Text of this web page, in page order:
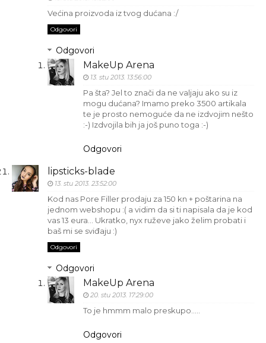
Većina proizvoda iz tvog dućana :/
Odgovori
Odgovori
MakeUp Arena
13. stu 2013. 13:56:00
Pa šta? Jel to znači da ne valjaju ako su iz
mogu dućana? Imamo preko 3500 artikala
te je prosto nemoguće da ne izdvojim nešto
:-) Izdvojila bih ja još puno toga :-)
Odgovori
lipsticks-blade
13. stu 2013. 23:52:00
Kod nas Pore Filler prodaju za 150 kn + poštarina na
jednom webshopu :( a vidim da si ti napisala da je kod
vas 13 eura... Ukratko, nyx ruževe jako želim probati i
baš mi se sviđaju :)
Odgovori
Odgovori
MakeUp Arena
20. stu 2013. 17:29:00
To je hmmm malo preskupo…..
Odgovori